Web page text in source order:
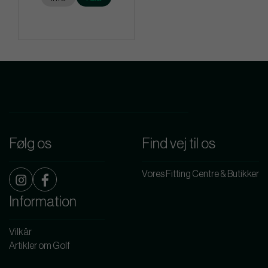
Følg os Find vej til os
Vores Fitting Centre & Butikker
Information
Vilkår
Artikler om Golf